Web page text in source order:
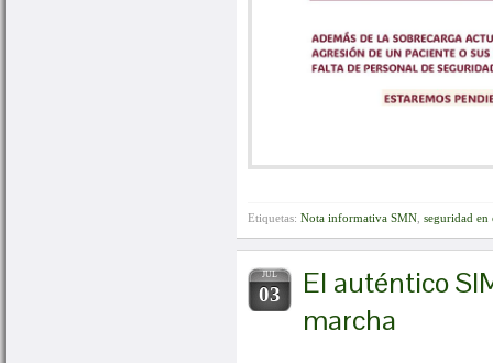
Etiquetas: Nota informativa SMN seguridad en
JUL
03
El auténtico
marcha